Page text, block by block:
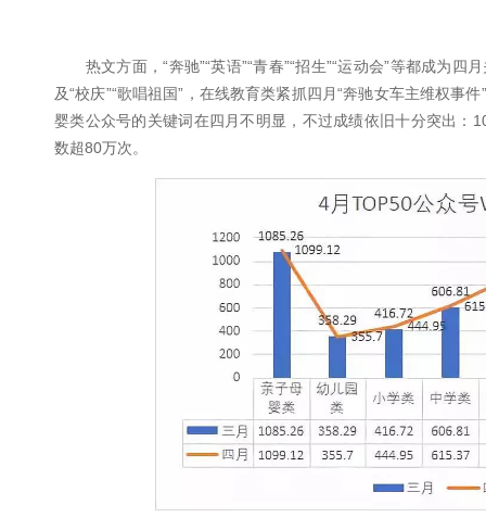
热文方面，“奔驰”“英语”“青春”“招生”“运动会”等都成为
及“校庆”“歌唱祖国”，在线教育类紧抓四月“奔驰女车主维权事
婴类公众号的关键词在四月不明显，不过成绩依旧十分突出：
数超80万次。